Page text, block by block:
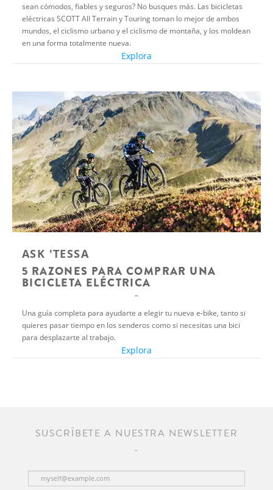
sean cómodos, fiables y seguros? No busques más. Las bicicletas
eléctricas SCOTT All Terrain y Touring toman lo mejor de ambos
mundos, el ciclismo urbano y el ciclismo de montaña, y los moldean
en una forma totalmente nueva.
Explora
ASK 'TESSA
5 RAZONES PARA COMPRAR UNA
BICICLETA ELÉCTRICA
Una guía completa para ayudarte a elegir tu nueva e-bike, tanto si
quieres pasar tiempo en los senderos como si necesitas una bici
para desplazarte al trabajo.
Explora
SUSCRÍBETE A NUESTRA NEWSLETTER